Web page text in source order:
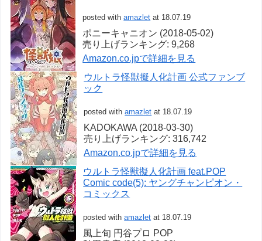
posted withamazlet at 18.07.19
ポニーキャニオン (2018-05-02)
売り上げランキング: 9,268
Amazon.co.jpで詳細を見る
ウルトラ怪獣擬人化計画 公式ファンブ
ック
posted withamazlet at 18.07.19
KADOKAWA (2018-03-30)
売り上げランキング: 316,742
Amazon.co.jpで詳細を見る
ウルトラ怪獣擬人化計画 feat.POP
Comic code(5): ヤングチャンピオン・
コミックス
posted withamazlet at 18.07.19
風上旬 円谷プロ POP